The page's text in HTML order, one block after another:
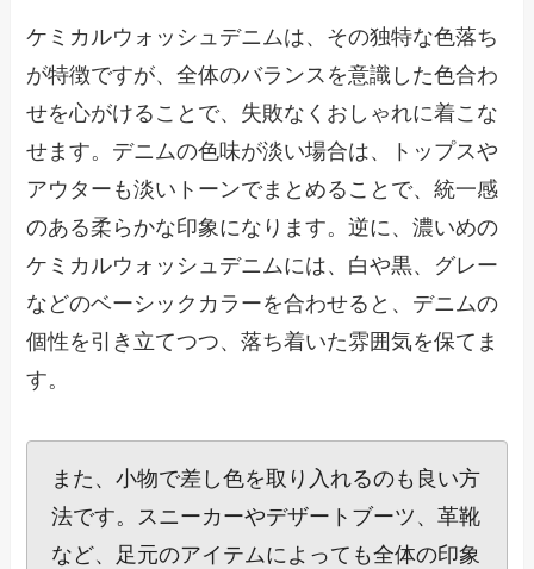
ケミカルウォッシュデニムは、その独特な色落ち
が特徴ですが、全体のバランスを意識した色合わ
せを心がけることで、失敗なくおしゃれに着こな
せます。デニムの色味が淡い場合は、トップスや
アウターも淡いトーンでまとめることで、統一感
のある柔らかな印象になります。逆に、濃いめの
ケミカルウォッシュデニムには、白や黒、グレー
などのベーシックカラーを合わせると、デニムの
個性を引き立てつつ、落ち着いた雰囲気を保てま
す。
また、小物で差し色を取り入れるのも良い方
法です。スニーカーやデザートブーツ、革靴
など、足元のアイテムによっても全体の印象